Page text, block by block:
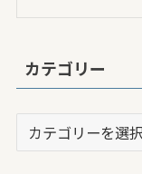
カテゴリー
テ